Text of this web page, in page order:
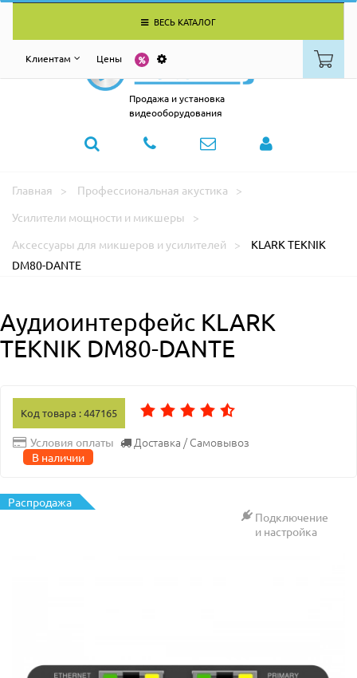
ВЕСЬ КАТАЛОГ
Клиентам Цены
Продажа и установка
видеооборудования
Главная
Профессиональная акустика
Усилители мощности и микшеры
Аксессуары для микшеров и усилителей
KLARK TEKNIK
DM80-DANTE
Аудиоинтерфейс KLARK
TEKNIK DM80-DANTE
Код товара : 447165
Условия оплаты Доставка / Самовывоз
В наличии
Распродажа
Подключение
и настройка